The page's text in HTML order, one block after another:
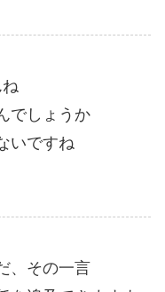
でしょうか
いですね
、その一言